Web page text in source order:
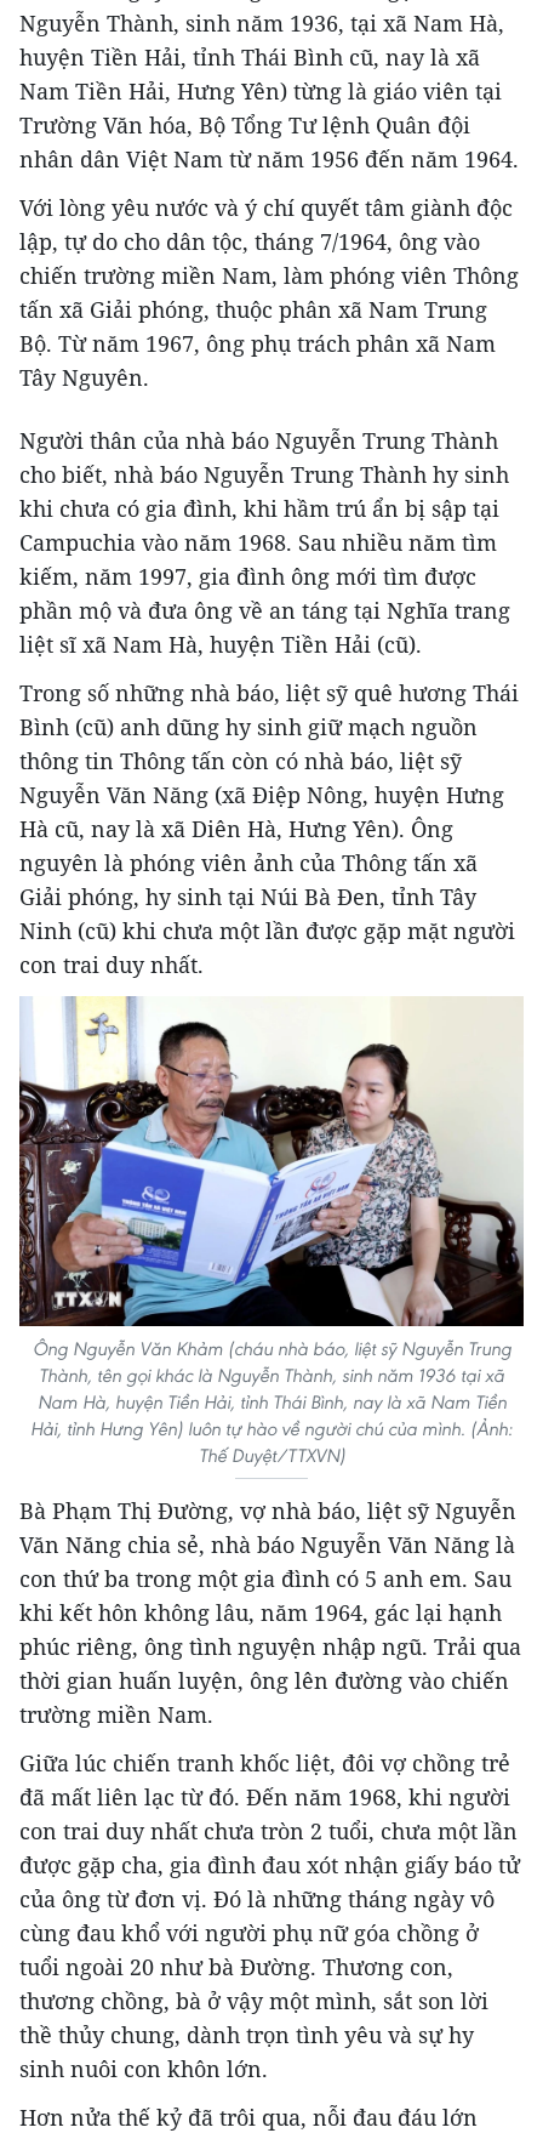
Nguyễn Thành, sinh năm 1936, tại xã Nam Hà,
huyện Tiền Hải, tỉnh Thái Bình cũ, nay là xã
Nam Tiền Hải, Hưng Yên) từng là giáo viên tại
Trường Văn hóa, Bộ Tổng Tư lệnh Quân đội
nhân dân Việt Nam từ năm 1956 đến năm 1964.
Với lòng yêu nước và ý chí quyết tâm giành độc
lập, tự do cho dân tộc, tháng 7/1964, ông vào
chiến trường miền Nam, làm phóng viên Thông
tấn xã Giải phóng, thuộc phân xã Nam Trung
Bộ. Từ năm 1967, ông phụ trách phân xã Nam
Tây Nguyên.
Người thân của nhà báo Nguyễn Trung Thành
cho biết, nhà báo Nguyễn Trung Thành hy sinh
khi chưa có gia đình, khi hầm trú ẩn bị sập tại
Campuchia vào năm 1968. Sau nhiều năm tìm
kiếm, năm 1997, gia đình ông mới tìm được
phần mộ và đưa ông về an táng tại Nghĩa trang
liệt sĩ xã Nam Hà, huyện Tiền Hải (cũ).
Trong số những nhà báo, liệt sỹ quê hương Thái
Bình (cũ) anh dũng hy sinh giữ mạch nguồn
thông tin Thông tấn còn có nhà báo, liệt sỹ
Nguyễn Văn Năng (xã Điệp Nông, huyện Hưng
Hà cũ, nay là xã Diên Hà, Hưng Yên). Ông
nguyên là phóng viên ảnh của Thông tấn xã
Giải phóng, hy sinh tại Núi Bà Đen, tỉnh Tây
Ninh (cũ) khi chưa một lần được gặp mặt người
con trai duy nhất.
Ông Nguyễn Văn Khảm (cháu nhà báo, liệt sỹ Nguyễn Trung
Thành, tên gọi khác là Nguyễn Thành, sinh năm 1936 tại xã
Nam Hà, huyện Tiền Hải, tỉnh Thái Bình, nay là xã Nam Tiền
Hải, tỉnh Hưng Yên) luôn tự hào về người chú của mình. (Ảnh:
Thế Duyệt/TTXVN)
Bà Phạm Thị Đường, vợ nhà báo, liệt sỹ Nguyễn
Văn Năng chia sẻ, nhà báo Nguyễn Văn Năng là
con thứ ba trong một gia đình có 5 anh em. Sau
khi kết hôn không lâu, năm 1964, gác lại hạnh
phúc riêng, ông tình nguyện nhập ngũ. Trải qua
thời gian huấn luyện, ông lên đường vào chiến
trường miền Nam.
Giữa lúc chiến tranh khốc liệt, đôi vợ chồng trẻ
đã mất liên lạc từ đó. Đến năm 1968, khi người
con trai duy nhất chưa tròn 2 tuổi, chưa một lần
được gặp cha, gia đình đau xót nhận giấy báo tử
của ông từ đơn vị. Đó là những tháng ngày vô
cùng đau khổ với người phụ nữ góa chồng ở
tuổi ngoài 20 như bà Đường. Thương con,
thương chồng, bà ở vậy một mình, sắt son lời
thề thủy chung, dành trọn tình yêu và sự hy
sinh nuôi con khôn lớn.
Hơn nửa thế kỷ đã trôi qua, nỗi đau đáu lớn